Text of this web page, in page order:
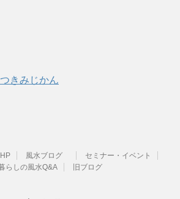
きみじかん
風水ブログ
セミナー・イベント
らしの風水Q&A
旧ブログ